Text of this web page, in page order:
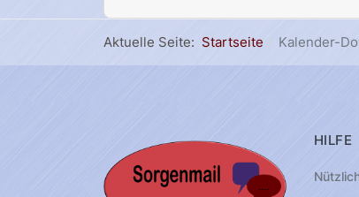
Aktuelle Seite: Startseite Kalender-
HILFE